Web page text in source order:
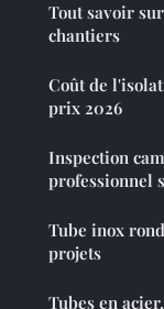
Tout savoir
chantiers
Coût de
prix 2026
Inspection
professionnel
Tube inox
projets
Tubes en